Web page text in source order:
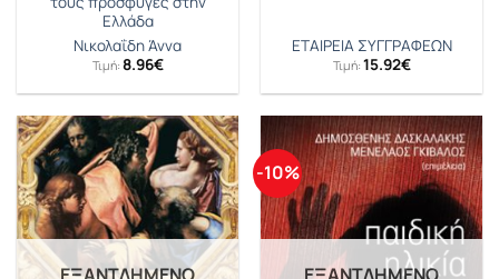
Ελλάδα
Νικολαΐδη Άννα
Τιμή: 8.96€
ΕΤΑΙΡΕΙΑ ΣΥΓΓΡΑΦΕΩΝ
Τιμή: 15.92€
-10%